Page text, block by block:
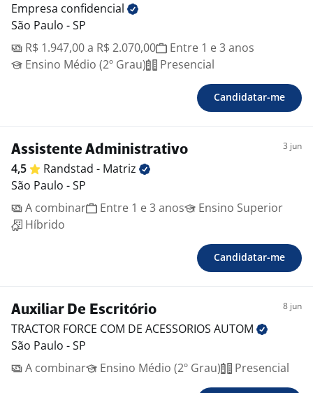
Empresa confidencial
São Paulo - SP
R$ 1.947,00 a R$ 2.070,00
Entre 1 e 3 anos
Ensino Médio (2º Grau)
Presencial
Candidatar-me
Assistente Administrativo 3 jun
4,5 Randstad - Matriz
São Paulo - SP
A combinar
Entre 1 e 3 anos
Ensino Superior
Híbrido
Candidatar-me
Auxiliar De Escritório 8 jun
TRACTOR FORCE COM DE ACESSORIOS AUTOM
São Paulo - SP
A combinar
Ensino Médio (2º Grau) Presencial